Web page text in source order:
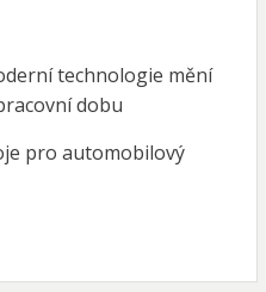
technologie mění
dobu
pro automobilový